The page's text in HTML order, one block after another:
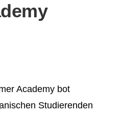
Academy bot
Studierenden